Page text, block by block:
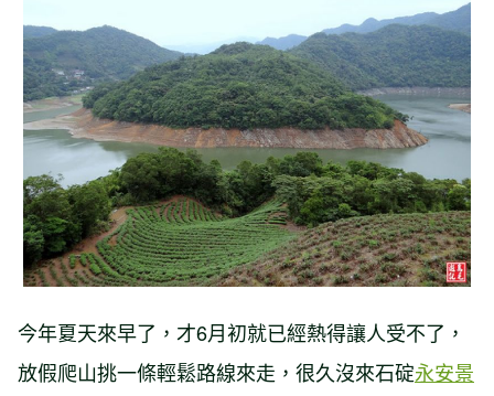
今年夏天來早了，才6月初就已經熱得讓人受不了，
放假爬山挑一條輕鬆路線來走，很久沒來石碇永安景